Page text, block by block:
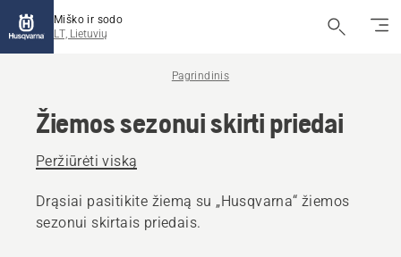
Miško ir sodo
LT, Lietuvių
Pagrindinis
Žiemos sezonui skirti priedai
Peržiūrėti viską
Drąsiai pasitikite žiemą su „Husqvarna“ žiemos
sezonui skirtais priedais.